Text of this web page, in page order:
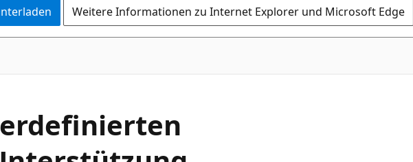
Weitere Informationen zu Internet Explorer und Microsoft Edge